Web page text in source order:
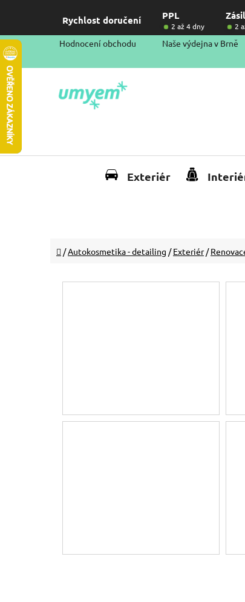
obsah
Rychlost doručení PPL
2 až 4 dny 2
Hodnocení obchodu Naše výdejna v Brně
Exteriér
Domů
/Autokosmetika - detailing / Exteriér /